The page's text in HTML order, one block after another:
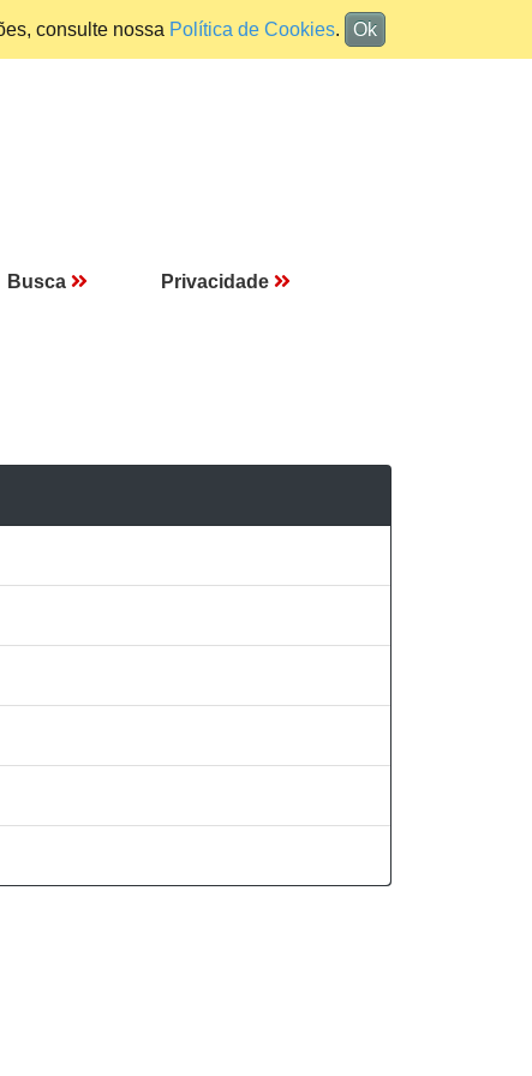
consulte nossa Política de Cookies. Ok
Busca Privacidade